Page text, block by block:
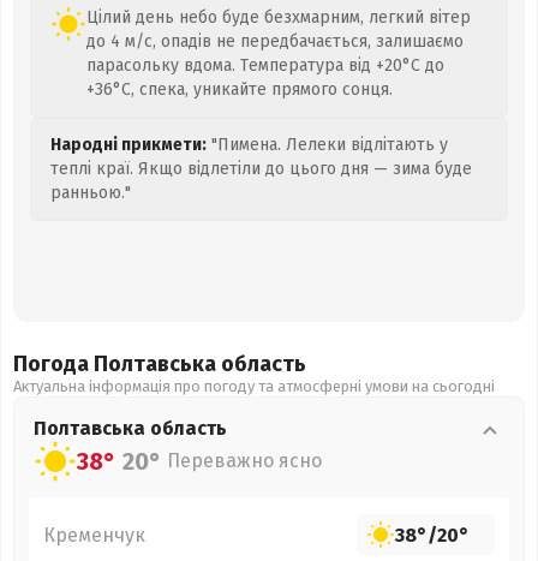
Цілий день небо буде безхмарним, легкий вітер
до 4 м/с, опадів не передбачається, залишаємо
парасольку вдома. Температура від +20°C до
+36°C, спека, уникайте прямого сонця.
Народні прикмети: "Пимена. Лелеки відлітають у
теплі краї. Якщо відлетіли до цього дня — зима буде
ранньою."
Погода Полтавська область
Актуальна інформація про погоду та атмосферні умови на сьогодні
Полтавська область
38° 20° Переважно ясно
Кременчук 38°/20°